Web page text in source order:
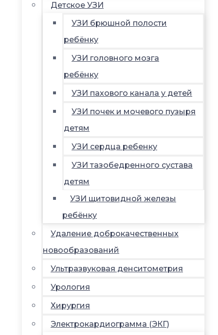
Детское УЗИ
УЗИ брюшной полости
ребёнку
УЗИ головного мозга
ребёнку
УЗИ пахового канала у детей
УЗИ почек и мочевого пузыря
детям
УЗИ сердца ребенку
УЗИ тазобедренного сустава
детям
УЗИ щитовидной железы
ребёнку
Удаление доброкачественных
новообразований
Ультразвуковая денситометрия
Урология
Хирургия
Электрокардиограмма (ЭКГ)